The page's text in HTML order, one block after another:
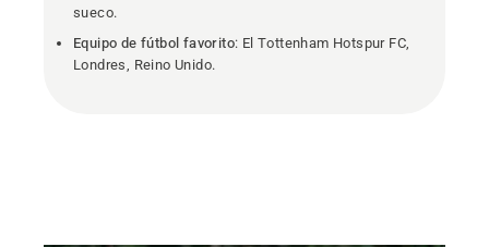
sueco.
Equipo de fútbol favorito: El Tottenham Hotspur FC,
Londres, Reino Unido.